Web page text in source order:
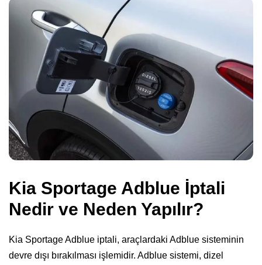
Kia Sportage Adblue İptali
Nedir ve Neden Yapılır?
Kia Sportage Adblue iptali, araçlardaki Adblue sisteminin
devre dışı bırakılması işlemidir. Adblue sistemi, dizel